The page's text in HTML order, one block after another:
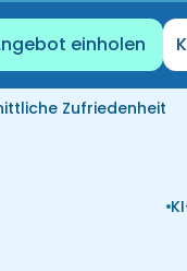
einholen
Zufriedenheit